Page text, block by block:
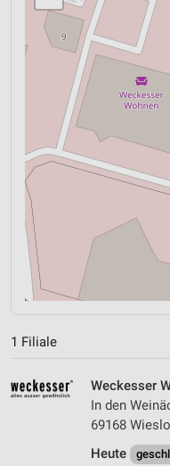
1 Filiale
Weckesser
In den
69168
Heute